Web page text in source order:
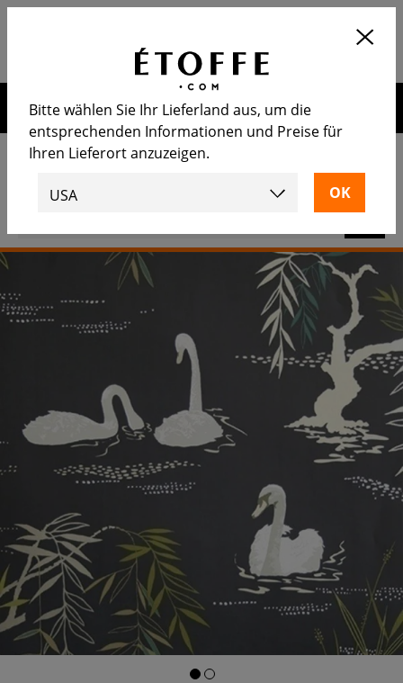
Calculez le nombre de rouleaux
nécessaire
OUVRIR
für unseren Newsletter anmelden
Bitte wählen Sie Ihr Lieferland aus, um die
entsprechenden Informationen und Preise für
Ihren Lieferort anzuzeigen.